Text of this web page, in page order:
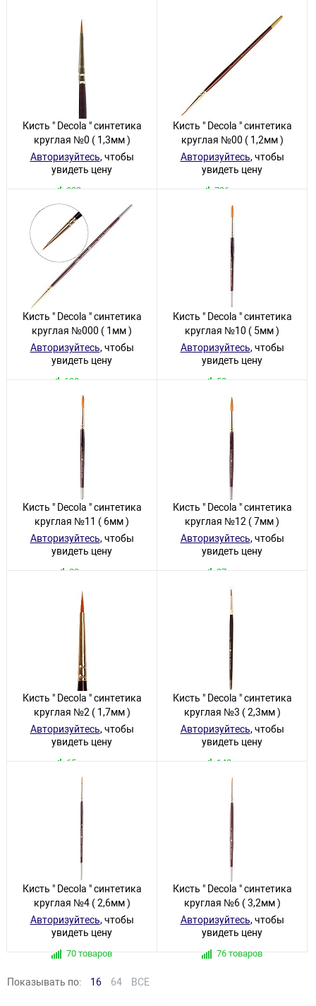
Кисть " Decola " синтетика
круглая №0 ( 1,3мм )
Авторизуйтесь, чтобы
увидеть цену
823 товара
Кисть " Decola " синтетика
круглая №00 ( 1,2мм )
Авторизуйтесь, чтобы
увидеть цену
726 товаров
Кисть " Decola " синтетика
круглая №000 ( 1мм )
Авторизуйтесь, чтобы
увидеть цену
638 товаров
Кисть " Decola " синтетика
круглая №10 ( 5мм )
Авторизуйтесь, чтобы
увидеть цену
50 товаров
Кисть " Decola " синтетика
круглая №11 ( 6мм )
Авторизуйтесь, чтобы
увидеть цену
22 товара
Кисть " Decola " синтетика
круглая №12 ( 7мм )
Авторизуйтесь, чтобы
увидеть цену
27 товаров
Кисть " Decola " синтетика
круглая №2 ( 1,7мм )
Авторизуйтесь, чтобы
увидеть цену
65 товаров
Кисть " Decola " синтетика
круглая №3 ( 2,3мм )
Авторизуйтесь, чтобы
увидеть цену
142 товара
Кисть " Decola " синтетика
круглая №4 ( 2,6мм )
Авторизуйтесь, чтобы
увидеть цену
70 товаров
Кисть " Decola " синтетика
круглая №6 ( 3,2мм )
Авторизуйтесь, чтобы
увидеть цену
76 товаров
Показывать по: 16 64 ВСЕ